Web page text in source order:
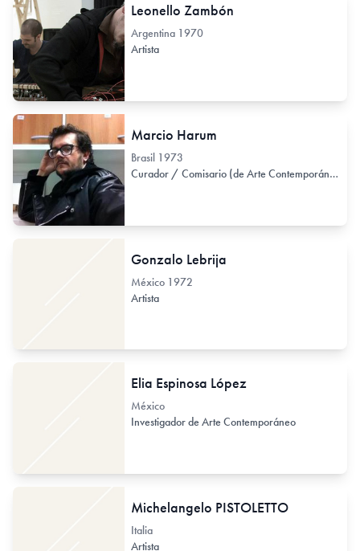
Leonello Zambón
Argentina 1970
Artista
Marcio Harum
Brasil 1973
Curador / Comisario (de Arte Contemporáneo)
Gonzalo Lebrija
México 1972
Artista
Elia Espinosa López
México
Investigador de Arte Contemporáneo
Michelangelo PISTOLETTO
Italia
Artista